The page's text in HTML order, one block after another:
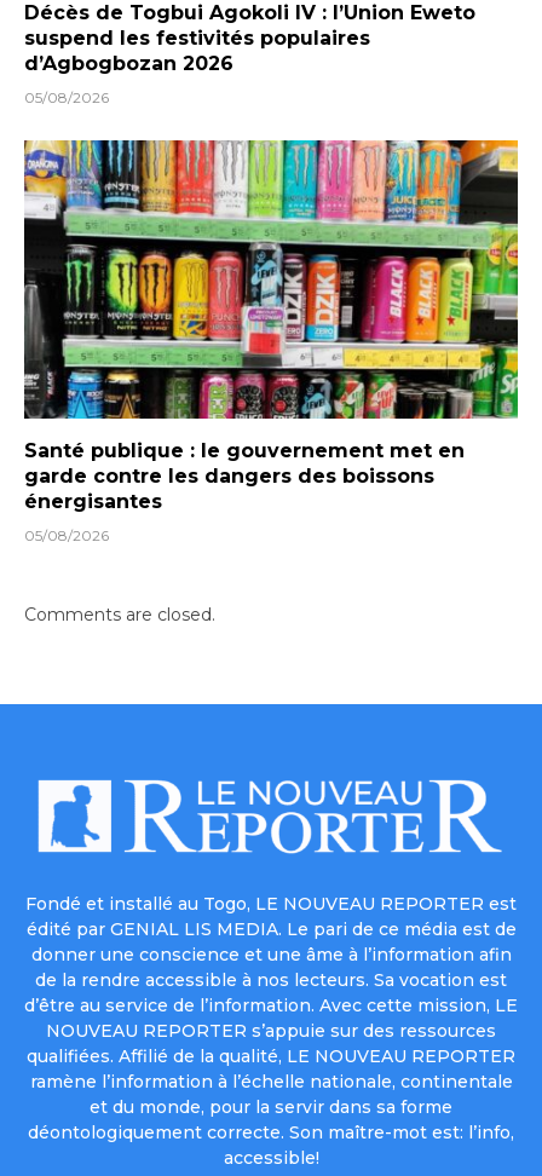
Décès de Togbui Agokoli IV : l’Union Eweto
suspend les festivités populaires
d’Agbogbozan 2026
05/08/2026
Santé publique : le gouvernement met en
garde contre les dangers des boissons
énergisantes
05/08/2026
Comments are closed.
Fondé et installé au Togo, LE NOUVEAU REPORTER est
édité par GENIAL LIS MEDIA. Le pari de ce média est de
donner une conscience et une âme à l’information afin
de la rendre accessible à nos lecteurs. Sa vocation est
d’être au service de l’information. Avec cette mission, LE
NOUVEAU REPORTER s’appuie sur des ressources
qualifiées. Affilié de la qualité, LE NOUVEAU REPORTER
ramène l’information à l’échelle nationale, continentale
et du monde, pour la servir dans sa forme
déontologiquement correcte. Son maître-mot est: l’info,
accessible!